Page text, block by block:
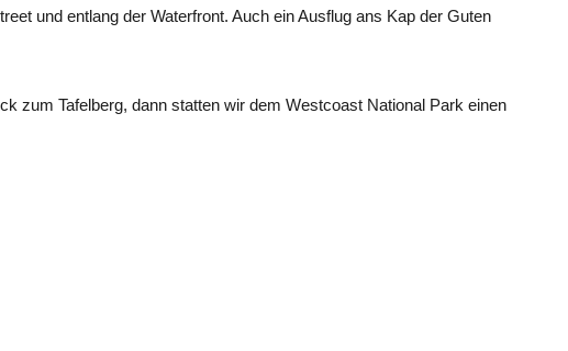
und entlang der Waterfront. Auch ein Ausflug ans Kap der Guten
zum Tafelberg, dann statten wir dem Westcoast National Park einen